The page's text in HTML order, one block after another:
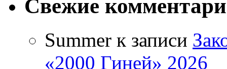
Свежие
Summer к записи
«2000 Гиней» 2026